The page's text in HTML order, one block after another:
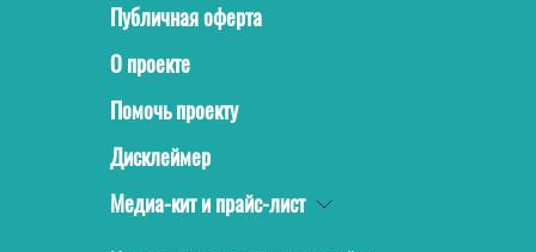
Публичная оферта
О проекте
Помочь проекту
Дисклеймер
Медиа-кит и прайс-лист